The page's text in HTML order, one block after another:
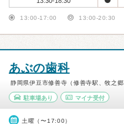
13:00-17:00 13:00-20:30
あぶの歯科
静岡県伊豆市修善寺（修善寺駅、牧之郷
駐車場あり マイナ受付
土曜（〜17:00）